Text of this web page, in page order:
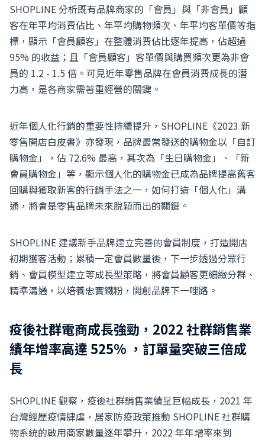
SHOPLINE 分析既有品牌商家的「會員」與「非會員」顧
客在年平均消費佔比、年平均購物頻次、年平均客單價等指
標，顯示「會員顧客」在整體消費佔比逐年提高，佔超過
95% 的收益；且「會員顧客」客單價與購買頻次更為非會
員的 1.2 - 1.5 倍。可見近年零售品牌在會員消費成⻑的潛
力高，是各商家需著重經營的關鍵。
近年個人化行銷的重要性持續提升，SHOPLINE《2023 新
零售開店白皮書》亦發現，品牌最常發送的購物金以「自訂
購物金」，佔 72.6% 最高，其次為「生日購物金」、「新
會員購物金」等，顯示個人化的購物金已成為品牌提高舊客
回購與獲取新客的行銷手法之一，如何打造「個人化」溝
通，將會是零售品牌未來脫穎而出的關鍵。
SHOPLINE 建議新手品牌建立完善的會員制度，打造開店
初期獲客活動；累積一定會員數量後，下一步透過分眾行
銷、會員模型建立等成長型策略，將會員顧客更細緻分群、
精準溝通，以培養忠實鐵粉，開創品牌下一哩路。
疫後社群電商成長強勁，2022 社群銷售業
績年增率高達 525% ，訂單量突破三倍成
長
SHOPLINE 觀察，疫後社群銷售業績呈巨幅成長，2021 年
台灣經歷疫情肆虐，居家防疫政策推動 SHOPLINE 社群購
物系統的啟用商家數量逐年攀升，2022 年年增率來到